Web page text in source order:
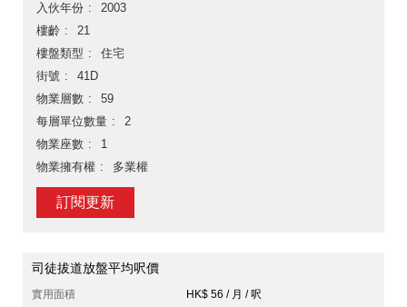
入伙年份
2003
樓齡
21
樓盤類型
住宅
街號
41D
物業層數
59
每層單位數量
2
物業座數
1
物業擁有權
多業權
訂閱更新
司徒拔道放盤平均呎價
實用面積
HK$ 56 / 月 / 呎